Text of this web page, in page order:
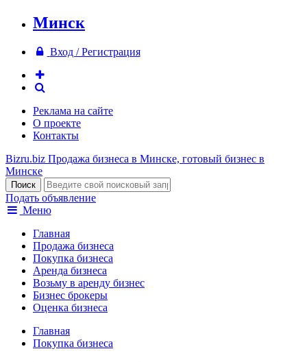
Минск
Вход / Регистрация
Реклама на сайте
О проекте
Контакты
Bizru.biz Продажа бизнеса в Минске, готовый бизнес в
Минске
Подать объявление
Меню
Главная
Продажа бизнеса
Покупка бизнеса
Аренда бизнеса
Возьму в аренду бизнес
Бизнес брокеры
Оценка бизнеса
Главная
Покупка бизнеса